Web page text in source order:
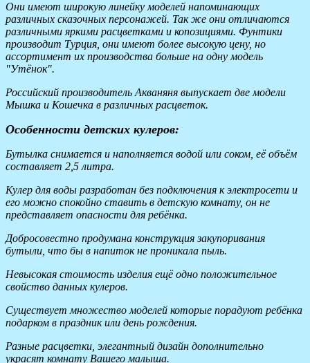
Они имеют широкую линейку моделей напоминающих
различных сказочных персонажей. Так же они отличаются
различными яркими расцветками и копозициями. Фунтики
производит Турция, они имеют более высокую цену, но
ассортимент их производства больше на одну модель
"Утёнок".
Российский производитель Акваняня выпускает две модели
Мышка и Кошечка в различных расцветок.
Особенности детских кулеров:
Бутылка снимается и наполняется водой или соком, её объём
составляет 2,5 литра.
Кулер для воды разработан без подключения к электросети и
его можно спокойно ставить в детскую комнату, он не
представляет опасности для ребёнка.
Добросовестно продумана конструкция закупоривания
бутыли, что бы в напиток не проникала пыль.
Невысокая стоимость изделия ещё одно положительное
свойство данных кулеров.
Существует множество моделей которые порадуют ребёнка
подарком в праздник или день рождения.
Разные расцветки, элегантный дизайн дополнительно
украсят комнату Вашего малыша.